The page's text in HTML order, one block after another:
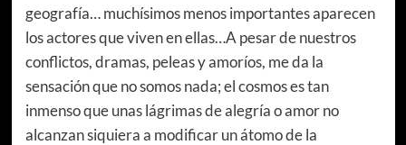
geografía… muchísimos menos importantes aparecen
los actores que viven en ellas…A pesar de nuestros
conflictos, dramas, peleas y amoríos, me da la
sensación que no somos nada; el cosmos es tan
inmenso que unas lágrimas de alegría o amor no
alcanzan siquiera a modificar un átomo de la